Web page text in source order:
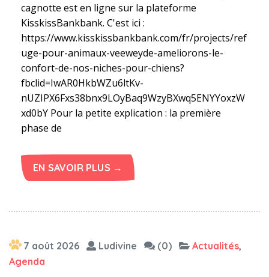
cagnotte est en ligne sur la plateforme
KisskissBankbank. C'est ici :
https://www.kisskissbankbank.com/fr/projects/ref
uge-pour-animaux-veeweyde-ameliorons-le-
confort-de-nos-niches-pour-chiens?
fbclid=IwAR0HkbWZu6ltKv-
nUZIPX6Fxs38bnx9LOyBaq9WzyBXwq5ENYYoxzW
xd0bY Pour la petite explication : la première
phase de
EN SAVOIR PLUS →
7 août 2026 Ludivine (0) Actualités,
Agenda